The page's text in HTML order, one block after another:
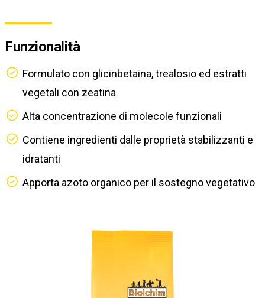
Funzionalità
Formulato con glicinbetaina, trealosio ed estratti
vegetali con zeatina
Alta concentrazione di molecole funzionali
Contiene ingredienti dalle proprietà stabilizzanti e
idratanti
Apporta azoto organico per il sostegno vegetativo